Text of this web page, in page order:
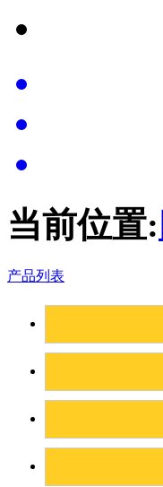
当前位置:
产品列表